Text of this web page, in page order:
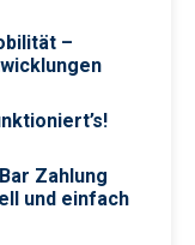
–
Zahlung
und einfach